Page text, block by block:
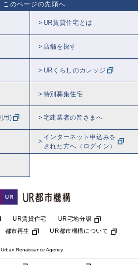
このページの先頭へ
UR賃貸住宅とは
店舗を探す
URくらしのカレッジ
特別募集住宅
用) 宅建業者の皆さまへ
インターネット申込みを
された方へ（ログイン）
UR賃貸住宅
UR宅地分譲
都市再生 UR都市機構について
Renaissance Agency